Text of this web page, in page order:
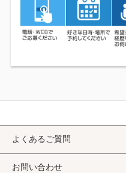
よくあるご質問
お問い合わせ